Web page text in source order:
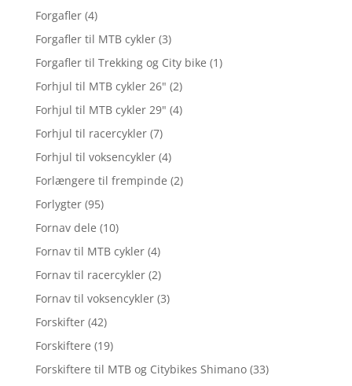
Forgafler (4)
Forgafler til MTB cykler (3)
Forgafler til Trekking og City bike (1)
Forhjul til MTB cykler 26" (2)
Forhjul til MTB cykler 29" (4)
Forhjul til racercykler (7)
Forhjul til voksencykler (4)
Forlængere til frempinde (2)
Forlygter (95)
Fornav dele (10)
Fornav til MTB cykler (4)
Fornav til racercykler (2)
Fornav til voksencykler (3)
Forskifter (42)
Forskiftere (19)
Forskiftere til MTB og Citybikes Shimano (33)